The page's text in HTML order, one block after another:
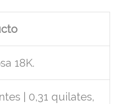
18K.
| 0,31 quilates,